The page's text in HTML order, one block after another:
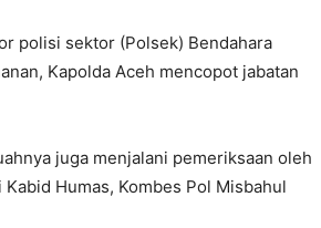
polisi sektor (Polsek) Bendahara
Kapolda Aceh mencopot jabatan
juga menjalani pemeriksaan oleh
Humas, Kombes Pol Misbahul